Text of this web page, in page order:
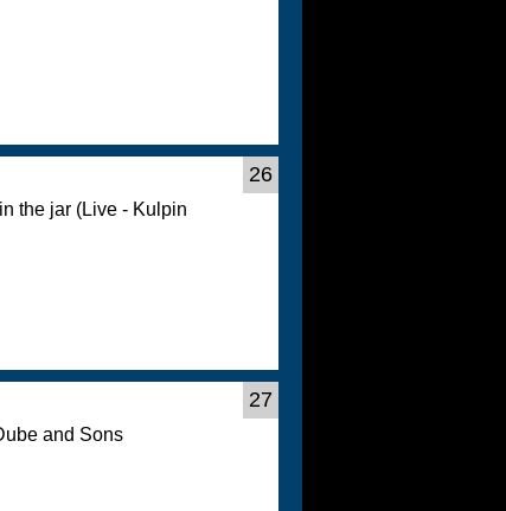
26
the jar (Live - Kulpin
27
and Sons